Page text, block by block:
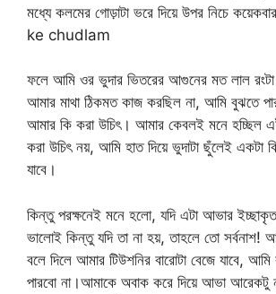
মধ্যে কলমের গোড়াটা ভরে দিয়ে উপর নিচে
ke chudlam
ফলে আমি ওর ভুদার ভিতরের আগুনের মত লাল রংটা
আমার মাথা ঠিকমত কাজ করছিল না, আমি বুঝতে
আমার কি করা উচিৎ। আমার কেবলই মনে হচ্ছিল
করা উচিৎ নয়, আমি হাত দিয়ে ভুদাটা ছুঁলেই একটা
যাবে।
কিন্তু পরক্ষনেই মনে হলো, যদি এটা আভার
ভালোই কিন্তু যদি তা না হয়, তাহলে তো সর্বনাশ!
বলে দিলে আমার টিউশনির বারোটা বেজে যাবে,
পারবো না।আমাকে অবাক করে দিয়ে আভা আরেকটু